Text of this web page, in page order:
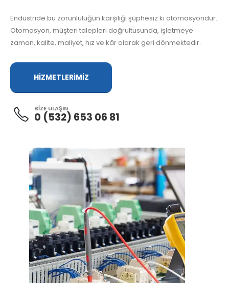
Endüstride bu zorunluluğun karşılığı şüphesiz ki otomasyondur.
Otomasyon, müşteri talepleri doğrultusunda, işletmeye
zaman, kalite, maliyet, hız ve kâr olarak geri dönmektedir.
HİZMETLERİMİZ
BİZE ULAŞIN
0 (532) 653 06 81